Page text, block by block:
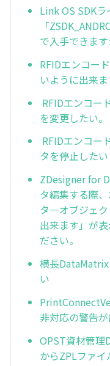
Link OS SDKラ
「
で入手できます
RFIDエンコー
いように出来
RFIDエンコー
を変更したい。
RFIDエンコー
タを停止したい
ZDesigner for
タ編集する際
タ―オブジェク
出来ます」が
ださい。
横長
い
非対応の警告
OPST資材管理
からZPLファ